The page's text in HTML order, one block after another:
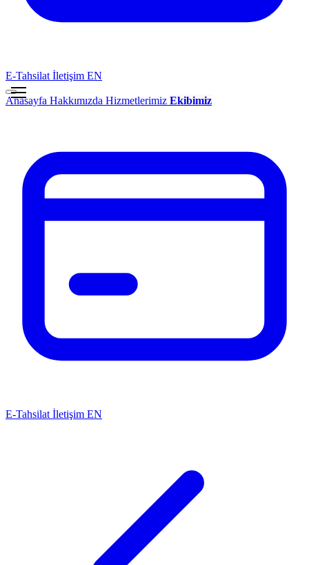
E-Tahsilat İletişim EN
Anasayfa Hakkımızda Hizmetlerimiz Ekibimiz
E-Tahsilat İletişim EN